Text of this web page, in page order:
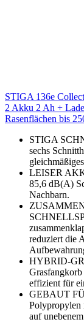
STIGA 136e
2 Akku 2 Ah +
Rasenflächen bis
STIGA
sechs
LEISER
85,6 dB(A)
Nachbarn.
reduziert die
HYBRID-
effizient für
GEBAUT
Polypropylen
auf